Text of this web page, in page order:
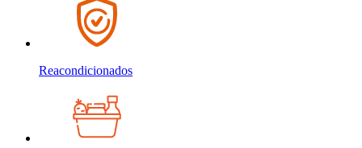
Reacondicionados